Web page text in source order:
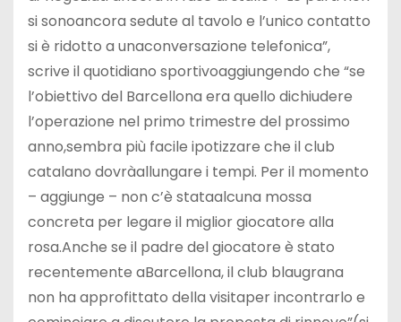
si sonoancora sedute al tavolo e l’unico contatto
si è ridotto a unaconversazione telefonica”,
scrive il quotidiano sportivoaggiungendo che “se
l’obiettivo del Barcellona era quello dichiudere
l’operazione nel primo trimestre del prossimo
anno,sembra più facile ipotizzare che il club
catalano dovràallungare i tempi. Per il momento
– aggiunge – non c’è stataalcuna mossa
concreta per legare il miglior giocatore alla
rosa.Anche se il padre del giocatore è stato
recentemente aBarcellona, il club blaugrana
non ha approfittato della visitaper incontrarlo e